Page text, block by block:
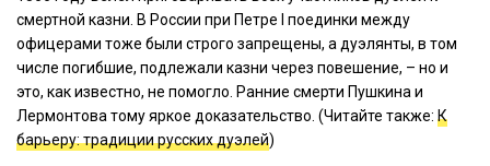
смертной казни. В России при Петре I поединки между
офицерами тоже были строго запрещены, а дуэлянты, в том
числе погибшие, подлежали казни через повешение, – но и
это, как известно, не помогло. Ранние смерти Пушкина и
Лермонтова тому яркое доказательство. (Читайте также: К
барьеру: традиции русских дуэлей)